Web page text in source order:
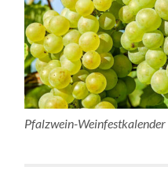
Pfalzwein-Weinfestkalender